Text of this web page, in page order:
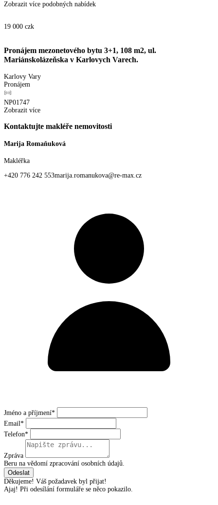
Zobrazit více podobných nabídek
19 000 czk
Pronájem mezonetového bytu 3+1, 108 m2, ul.
Mariánskolázeňska v Karlovych Varech.
Karlovy Vary
Pronájem
NP01747
Zobrazit více
Kontaktujte makléře nemovitosti
Marija Romaňuková
Makléřka
+420 776 242 553marija.romanukova@re-max.cz
Jméno a příjmení*
Email*
Telefon*
Zpráva
Beru na vědomí zpracování osobních údajů.
Děkujeme! Váš požadavek byl přijat!
Ajaj! Při odesílání formuláře se něco pokazilo.